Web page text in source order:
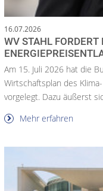
16.07.2026
WV STAHL FORDERT
Am 15. Juli 2026 hat die
Wirtschaftsplan des
vorgelegt. Dazu äußerst
Mehr erfahren